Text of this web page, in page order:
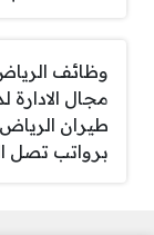
وظائف
مجال
برواتب تصل الى 10000